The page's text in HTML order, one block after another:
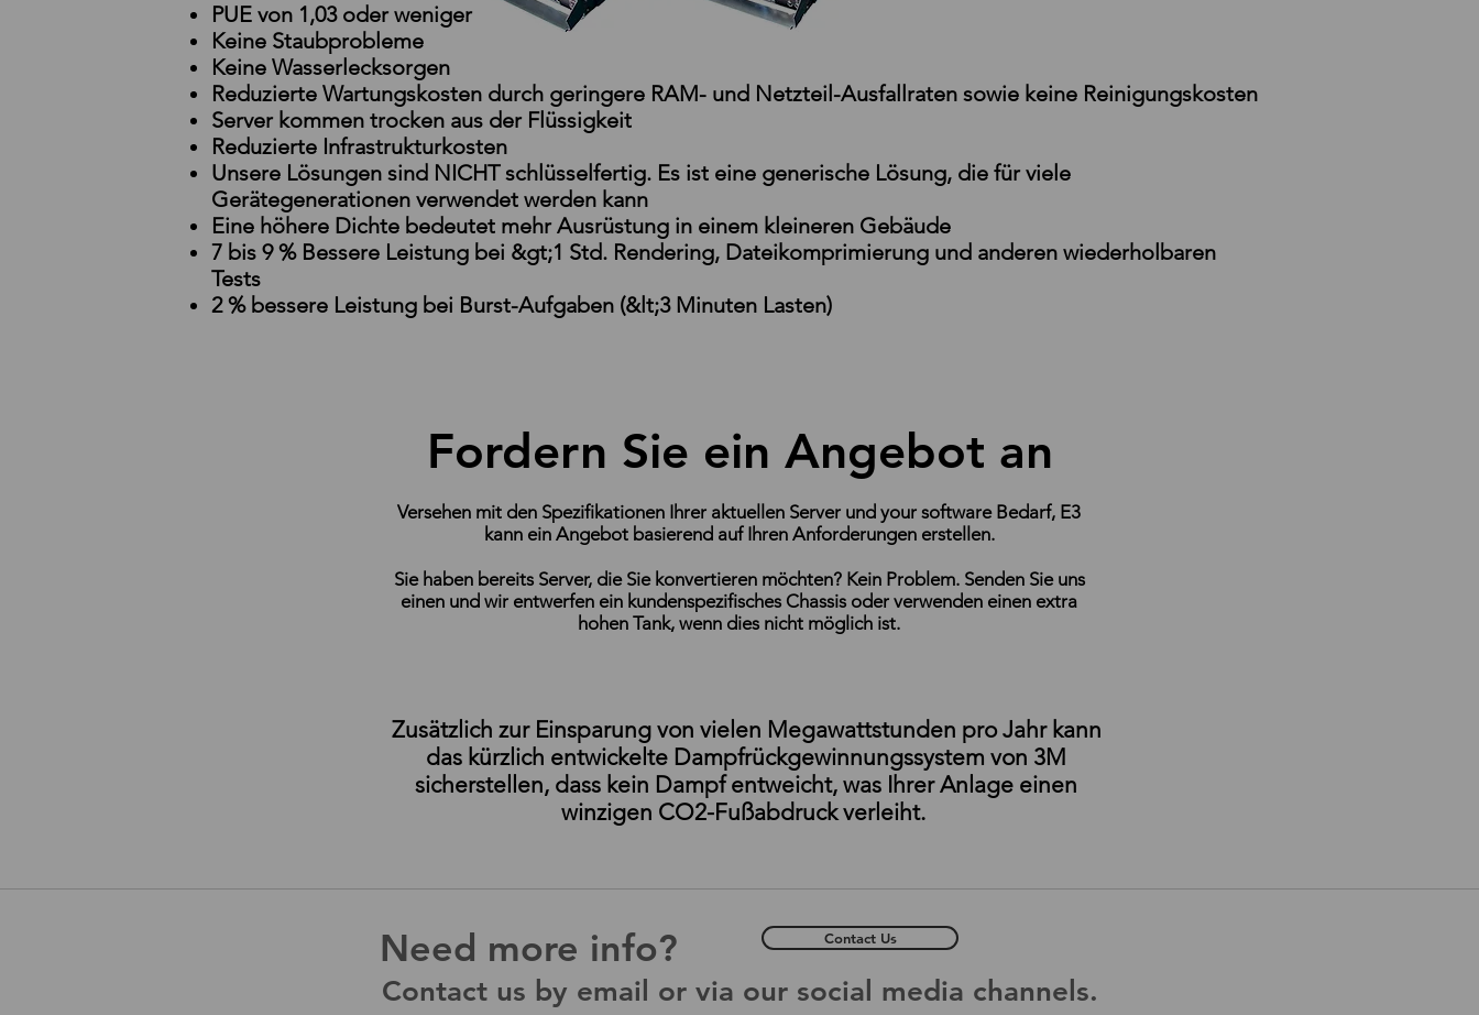
PUE von 1,03 oder weniger
Keine Staubprobleme
Keine Wasserlecksorgen
Reduzierte Wartungskosten durch geringere RAM- und Netzteil-Ausfallraten sowie keine Reinigungskosten
Server kommen trocken aus der Flüssigkeit
Reduzierte Infrastrukturkosten
Unsere Lösungen sind NICHT schlüsselfertig. Es ist eine generische Lösung, die für viele
Gerätegenerationen verwendet werden kann
Eine höhere Dichte bedeutet mehr Ausrüstung in einem kleineren Gebäude
7 bis 9 % Bessere Leistung bei &gt;1 Std. Rendering, Dateikomprimierung und anderen wiederholbaren
Tests
2 % bessere Leistung bei Burst-Aufgaben (&lt;3 Minuten Lasten)
Fordern Sie ein Angebot an
Versehen mit den Spezifikationen Ihrer aktuellen Server und your software Bedarf, E3
kann ein Angebot basierend auf Ihren Anforderungen erstellen.
Sie haben bereits Server, die Sie konvertieren möchten? Kein Problem. Senden Sie uns
einen und wir entwerfen ein kundenspezifisches Chassis oder verwenden einen extra
hohen Tank, wenn dies nicht möglich ist.
Zusätzlich zur Einsparung von vielen Megawattstunden pro Jahr kann
das kürzlich entwickelte Dampfrückgewinnungssystem von 3M
sicherstellen, dass kein Dampf entweicht, was Ihrer Anlage einen
winzigen CO2-Fußabdruck verleiht.
Need more info?
Contact us by email or via our social media channels.
Contact Us